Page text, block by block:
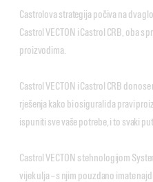
Castrolova strategija počiva na dva
Castrol VECTON i Castrol CRB, oba
proizvodima.
Castrol VECTON i Castrol CRB
rješenja kako bi osigurali da pravi
ispuniti sve vaše potrebe, i to svaki put.
Castrol VECTON s tehnologijom
vijek ulja – s njim pouzdano imate